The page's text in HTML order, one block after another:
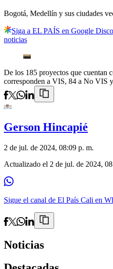
Bogotá, Medellín y sus ciudades
Siga a EL PAÍS en Google
noticias
De los 185 proyectos que cuentan
corresponden a VIS, 84 a No VIS
Gerson Hincapié
2 de jul. de 2024, 08:09 p. m.
Actualizado el 2 de jul. de 2024,
Sigue el canal de El País Cali en
Noticias